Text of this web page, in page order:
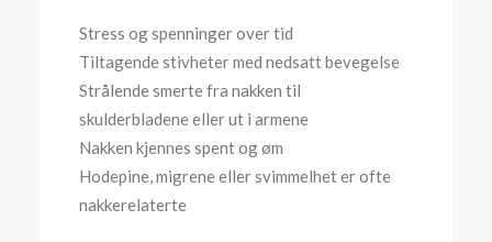
Stress og spenninger over tid
Tiltagende stivheter med nedsatt bevegelse
Strålende smerte fra nakken til
skulderbladene eller ut i armene
Nakken kjennes spent og øm
Hodepine, migrene eller svimmelhet er ofte
nakkerelaterte